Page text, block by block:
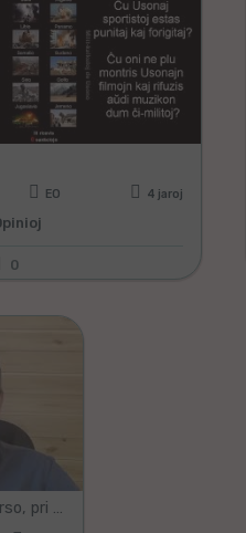
EO 4 jaroj
0
Ĉu eblas en Rusio ŝtatrenverso, pri kiu oni revas en Kievo? (Subtitoloj en Esperanto)